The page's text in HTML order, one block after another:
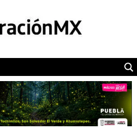
POLÍTICA
CAMALEÓN
OPINIÓN
DEPORTES